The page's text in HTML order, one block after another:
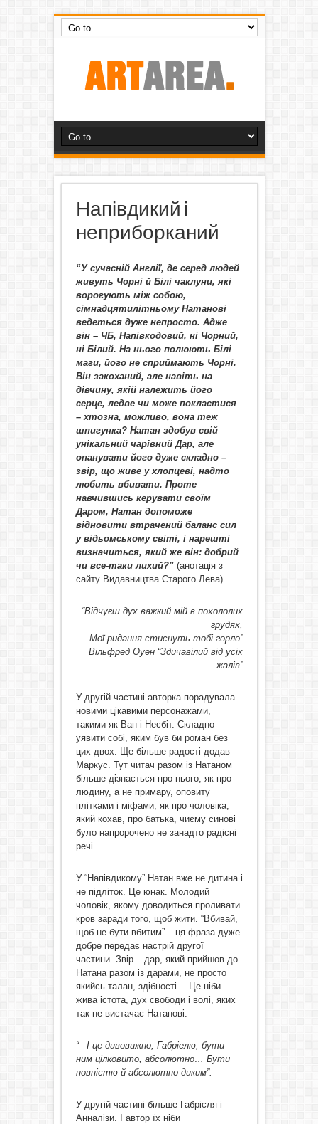
Напівдикий і
неприборканий
“У сучасній Англії, де серед людей
живуть Чорні й Білі чаклуни, які
ворогують між собою,
сімнадцятилітньому Натанові
ведеться дуже непросто. Адже
він – ЧБ, Напівкодовий, ні Чорний,
ні Білий. На нього полюють Білі
маги, його не сприймають Чорні.
Він закоханий, але навіть на
дівчину, якій належить його
серце, ледве чи може покластися
– хтозна, можливо, вона теж
шпигунка? Натан здобув свій
унікальний чарівний Дар, але
опанувати його дуже складно –
звір, що живе у хлопцеві, надто
любить вбивати. Проте
навчившись керувати своїм
Даром, Натан допоможе
відновити втрачений баланс сил
у відьомському світі, і нарешті
визначиться, який же він: добрий
чи все-таки лихий?” (анотація з
сайту Видавництва Старого Лева)
“Відчуєш дух важкий мій в похололих
грудях,
Мої ридання стиснуть тобі горло”
Вільфред Оуен “Здичавілий від усіх
жалів”
У другій частині авторка порадувала
новими цікавими персонажами,
такими як Ван і Несбіт. Складно
уявити собі, яким був би роман без
цих двох. Ще більше радості додав
Маркус. Тут читач разом із Натаном
більше дізнається про нього, як про
людину, а не примару, оповиту
плітками і міфами, як про чоловіка,
який кохав, про батька, чиєму синові
було напророчено не занадто радісні
речі.
У “Напівдикому” Натан вже не дитина і
не підліток. Це юнак. Молодий
чоловік, якому доводиться проливати
кров заради того, щоб жити. “Вбивай,
щоб не бути вбитим” – ця фраза дуже
добре передає настрій другої
частини. Звір – дар, який прийшов до
Натана разом із дарами, не просто
якийсь талан, здібності… Це ніби
жива істота, дух свободи і волі, яких
так не вистачає Натанові.
“– І це дивовижно, Габріелю, бути
ним цілковито, абсолютно… Бути
повністю й абсолютно диким”.
У другій частині більше Габрієля і
Анналізи. І автор їх ніби